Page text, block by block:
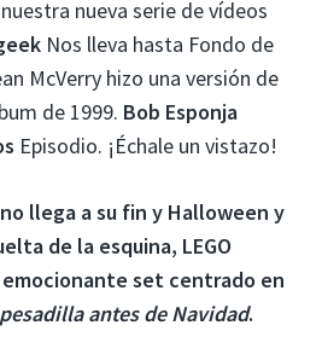
nueva serie de vídeos
Nos lleva hasta Fondo de
McVerry hizo una versión de
de 1999. Bob Esponja
Episodio. ¡Échale un vistazo!
llega a su fin y Halloween y
de la esquina, LEGO
set centrado en
antes de Navidad.